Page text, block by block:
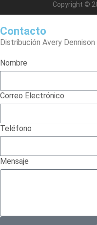
Copyright ©
Contacto
Distribución Avery Dennison
Nombre
Correo Electrónico
Teléfono
Mensaje